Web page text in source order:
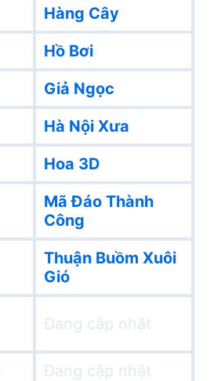
Hàng Cây
Hồ Bơi
Giả Ngọc
Hà Nội Xưa
Hoa 3D
Mã Đáo Thành
Công
Thuận Buồm Xuôi
Gió
Đang cập nhật
Đang cập nhật